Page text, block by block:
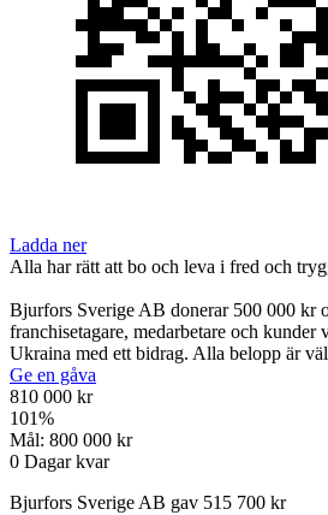
Ladda ner
Alla har rätt att bo och leva i fred och
Bjurfors Sverige AB donerar 500 000 kr
franchisetagare, medarbetare och kunder
Ukraina med ett bidrag. Alla belopp är
Ge en gåva
810 000 kr
101%
Mål: 800 000 kr
0 Dagar kvar
Bjurfors Sverige AB gav 515 700 kr